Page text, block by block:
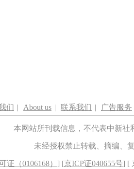
们 | About us | 联系我们 | 广告服务
本网站所刊载信息，不代表中新
未经授权禁止转载、摘编、
证（0106168） ] [京ICP证040655号] [